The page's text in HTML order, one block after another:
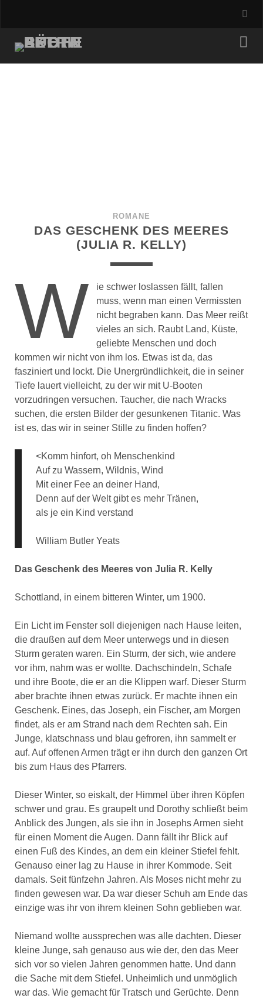
ROMANE
DAS GESCHENK DES MEERES
(JULIA R. KELLY)
W
ie schwer loslassen fällt, fallen
muss, wenn man einen Vermissten
nicht begraben kann. Das Meer reißt
vieles an sich. Raubt Land, Küste,
geliebte Menschen und doch
kommen wir nicht von ihm los. Etwas ist da, das
fasziniert und lockt. Die Unergründlichkeit, die in seiner
Tiefe lauert vielleicht, zu der wir mit U-Booten
vorzudringen versuchen. Taucher, die nach Wracks
suchen, die ersten Bilder der gesunkenen Titanic. Was
ist es, das wir in seiner Stille zu finden hoffen?
<Komm hinfort, oh Menschenkind
Auf zu Wassern, Wildnis, Wind
Mit einer Fee an deiner Hand,
Denn auf der Welt gibt es mehr Tränen,
als je ein Kind verstand
William Butler Yeats
Das Geschenk des Meeres von Julia R. Kelly
Schottland, in einem bitteren Winter, um 1900.
Ein Licht im Fenster soll diejenigen nach Hause leiten,
die draußen auf dem Meer unterwegs und in diesen
Sturm geraten waren. Ein Sturm, der sich, wie andere
vor ihm, nahm was er wollte. Dachschindeln, Schafe
und ihre Boote, die er an die Klippen warf. Dieser Sturm
aber brachte ihnen etwas zurück. Er machte ihnen ein
Geschenk. Eines, das Joseph, ein Fischer, am Morgen
findet, als er am Strand nach dem Rechten sah. Ein
Junge, klatschnass und blau gefroren, ihn sammelt er
auf. Auf offenen Armen trägt er ihn durch den ganzen Ort
bis zum Haus des Pfarrers.
Dieser Winter, so eiskalt, der Himmel über ihren Köpfen
schwer und grau. Es graupelt und Dorothy schließt beim
Anblick des Jungen, als sie ihn in Josephs Armen sieht
für einen Moment die Augen. Dann fällt ihr Blick auf
einen Fuß des Kindes, an dem ein kleiner Stiefel fehlt.
Genauso einer lag zu Hause in ihrer Kommode. Seit
damals. Seit fünfzehn Jahren. Als Moses nicht mehr zu
finden gewesen war. Da war dieser Schuh am Ende das
einzige was ihr von ihrem kleinen Sohn geblieben war.
Niemand wollte aussprechen was alle dachten. Dieser
kleine Junge, sah genauso aus wie der, den das Meer
sich vor so vielen Jahren genommen hatte. Und dann
die Sache mit dem Stiefel. Unheimlich und unmöglich
war das. Wie gemacht für Tratsch und Gerüchte. Denn